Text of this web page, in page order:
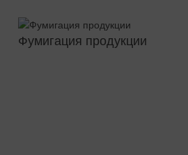
Фумигация продукции